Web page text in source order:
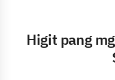
Higit pang